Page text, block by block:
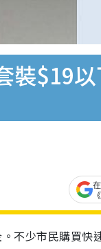
裝$19
不少市民購買快